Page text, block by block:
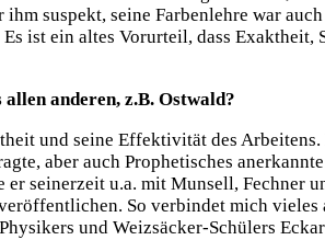
suspekt, seine Farbenlehre war
ist ein altes Vorurteil, dass
anderen, z.B. Ostwald?
und seine Effektivität des
aber auch Prophetisches
seinerzeit u.a. mit Munsell,
So verbindet mich
und Weizsäcker-Schülers